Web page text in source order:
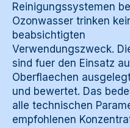
Reinigungssystemen
Ozonwasser trinken
beabsichtigten
Verwendungszweck.
sind fuer den Einsatz
Oberflaechen
und bewertet. Das
alle technischen
empfohlenen